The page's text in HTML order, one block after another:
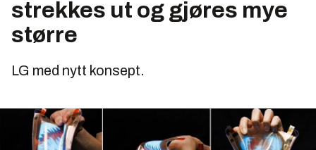
strekkes ut og gjøres mye
større
LG med nytt konsept.